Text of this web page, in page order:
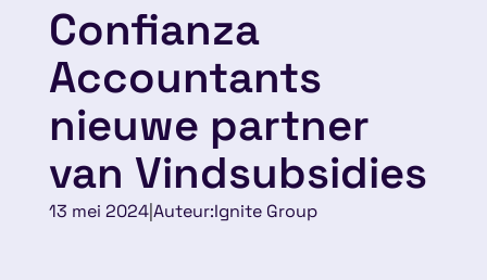
Confianza
Accountants
nieuwe partner
van Vindsubsidies
13 mei 2024|Auteur:Ignite Group